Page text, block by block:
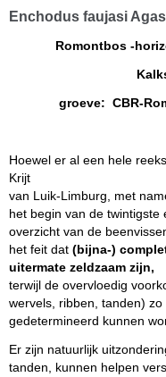
Enchodus faujasi
Romontbos -
groeve: CBR-
Hoewel er al een hele
Krijt
van Luik-Limburg, met
het begin van de twintigste
overzicht van de
het feit dat (bijna-)
uitermate zeldzaam zijn,
terwijl de overvloedig
wervels, ribben, tanden)
gedetermineerd kunnen
Er zijn natuurlijk
tanden, kunnen helpen